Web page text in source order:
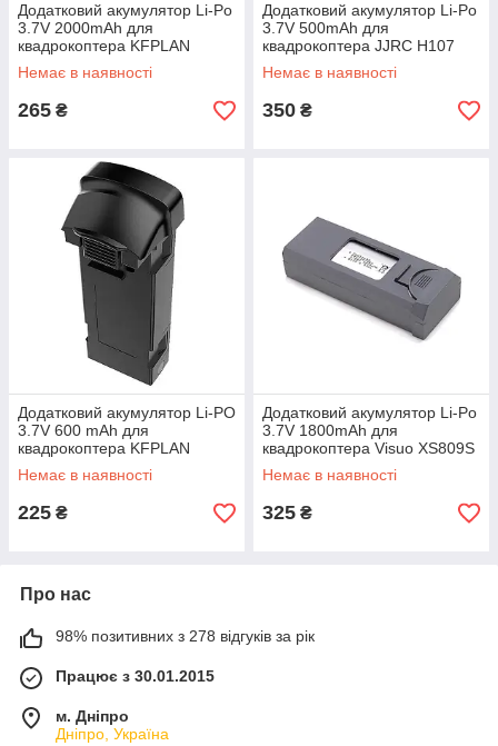
Додатковий акумулятор Li-Po
3.7V 2000mAh для
квадрокоптера KFPLAN
KF610 (Чорний)
Немає в наявності
265 ₴
Додатковий акумулятор Li-Po
3.7V 500mAh для
квадрокоптера JJRC H107
(Білий)
Немає в наявності
350 ₴
Додатковий акумулятор Li-PO
3.7V 600 mAh для
квадрокоптера KFPLAN
KF615 (Чорний)
Немає в наявності
225 ₴
Додатковий акумулятор Li-Po
3.7V 1800mAh для
квадрокоптера Visuo XS809S
/ XS816 (Сірий)
Немає в наявності
325 ₴
Про нас
98% позитивних з 278 відгуків за рік
Працює з 30.01.2015
м. Дніпро
Дніпро, Україна